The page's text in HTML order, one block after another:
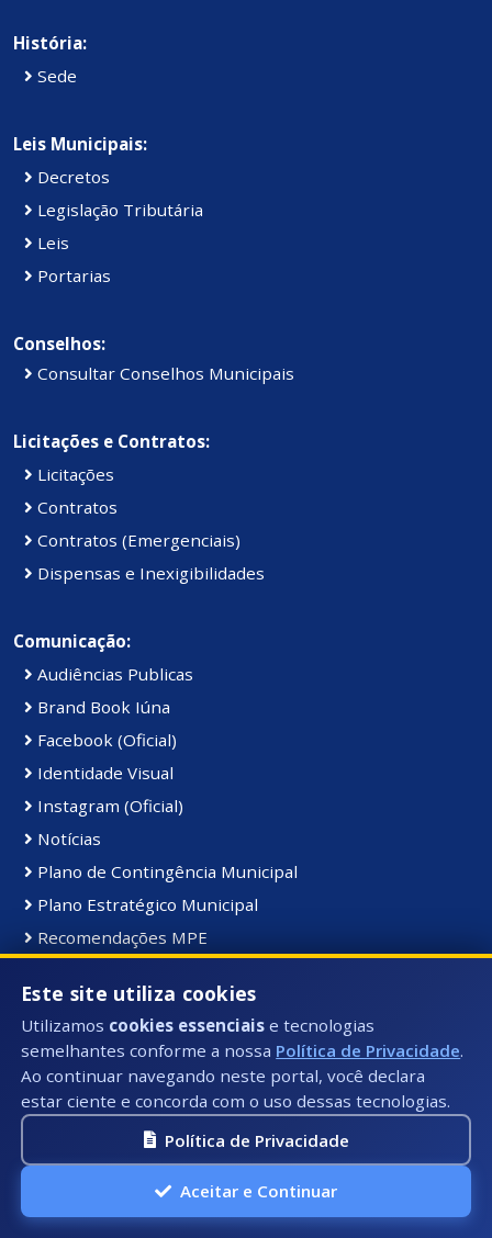
História:
Sede
Leis Municipais:
Decretos
Legislação Tributária
Leis
Portarias
Conselhos:
Consultar Conselhos Municipais
Licitações e Contratos:
Licitações
Contratos
Contratos (Emergenciais)
Dispensas e Inexigibilidades
Comunicação:
Audiências Publicas
Brand Book Iúna
Facebook (Oficial)
Identidade Visual
Instagram (Oficial)
Notícias
Plano de Contingência Municipal
Plano Estratégico Municipal
Recomendações MPE
YouTube (Oficial)
Receitas:
Arrecadação das Receitas por Percentual
Legislação Tributária Municipal
Orçamento das Receitas
Receita Lançada
Este site utiliza cookies
Utilizamos cookies essenciais e tecnologias
semelhantes conforme a nossa Política de Privacidade.
Ao continuar navegando neste portal, você declara
estar ciente e concorda com o uso dessas tecnologias.
Política de Privacidade
Aceitar e Continuar